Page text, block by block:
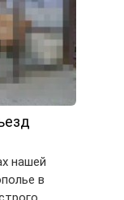
нашей
в